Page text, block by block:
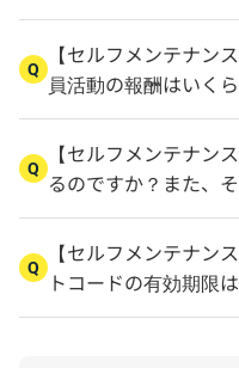
Q
【セルフメンテナン
員活動の報酬はいく
Q
【セルフメンテナン
るのですか？また、
Q
【セルフメンテナン
トコードの有効期限